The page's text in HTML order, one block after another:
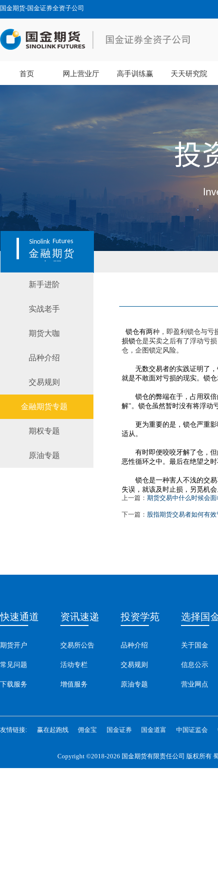
国金期货-国金证券全资子公司
首页 网上营业厅 高手训练赢 天天研究院
Sinolink Futures
金融期货
新手进阶
实战老手
期货大咖
品种介绍
交易规则
金融期货专题
期权专题
原油专题
锁仓有两种，即盈利锁仓与亏
损锁仓是买卖之后有了浮动亏
仓，企图锁定风险。
无数交易者的实践证明了
就是不敢面对亏损的现实。锁
锁仓的弊端在于，占用双
解"。锁仓虽然暂时没有将浮动
更为重要的是，锁仓严重
适从。
有时即便咬咬牙解了仓，
恶性循环之中。最后在绝望之
锁仓是一种害人不浅的交
失误，就该及时止损，另觅机
上一篇： 期货交易中什么时候会
下一篇： 股指期货交易者如何有
快速通道
期货开户
常见问题
下载服务
资讯速递
交易所公告
活动专栏
增值服务
投资学苑
品种介绍
交易规则
原油专题
选择国
关于国金
信息公示
营业网点
友情链接: 赢在起跑线 佣金宝 国金证券 国金道富 中国证监会
Copyright ©2018-2026 国金期货有限责任公司 版权所有